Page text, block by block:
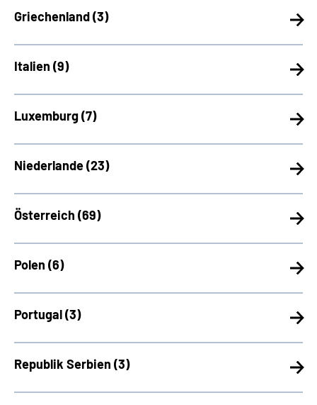
Griechenland (3)
Italien (9)
Luxemburg (7)
Niederlande (23)
Österreich (69)
Polen (6)
Portugal (3)
Republik Serbien (3)